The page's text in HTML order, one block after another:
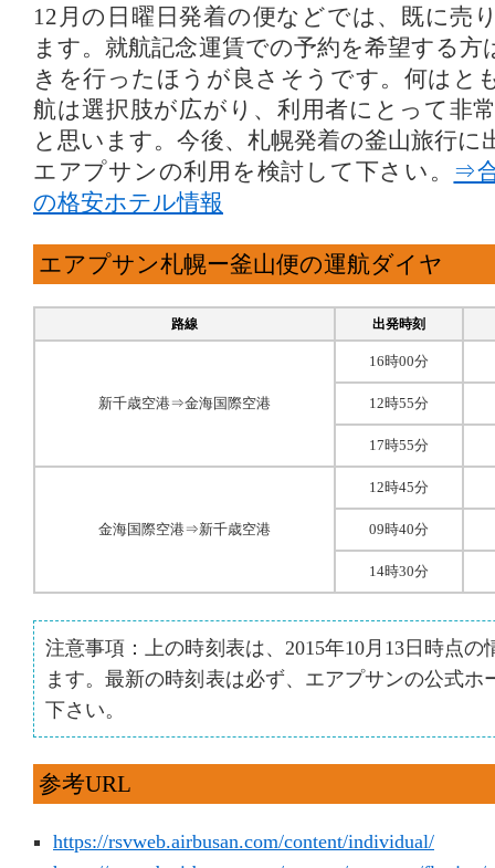
12月の日曜日発着の便などでは、既に売
ます。就航記念運賃での予約を希望する方
きを行ったほうが良さそうです。何はと
航は選択肢が広がり、利用者にとって非
と思います。今後、札幌発着の釜山旅行に
エアプサンの利用を検討して下さい。 ⇒
の格安ホテル情報
エアプサン札幌ー釜山便の運航ダイヤ
路線 出発時刻
新千歳空港⇒金海国際空港
16時00分
12時55分
17時55分
金海国際空港⇒新千歳空港
12時45分
09時40分
14時30分
注意事項：上の時刻表は、2015年10月13日時点
ます。最新の時刻表は必ず、エアプサンの公式ホ
下さい。
参考URL
https://rsvweb.airbusan.com/content/individual/